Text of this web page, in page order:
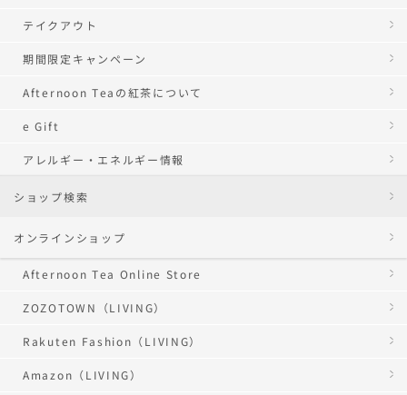
テイクアウト
期間限定キャンペーン
Afternoon Teaの紅茶について
e Gift
アレルギー・エネルギー情報
ショップ検索
オンラインショップ
Afternoon Tea Online Store
ZOZOTOWN（LIVING）
Rakuten Fashion（LIVING）
Amazon（LIVING）